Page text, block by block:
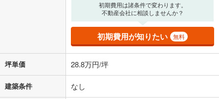
初期費用は諸条件で変わります。
不動産会社に相談しませんか？
初期費用が知りたい 無料
坪単価 28.8万円/坪
建築条件 なし